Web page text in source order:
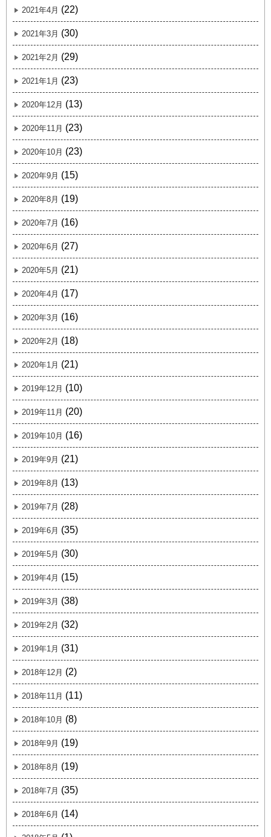
2021年4月 (22)
2021年3月 (30)
2021年2月 (29)
2021年1月 (23)
2020年12月 (13)
2020年11月 (23)
2020年10月 (23)
2020年9月 (15)
2020年8月 (19)
2020年7月 (16)
2020年6月 (27)
2020年5月 (21)
2020年4月 (17)
2020年3月 (16)
2020年2月 (18)
2020年1月 (21)
2019年12月 (10)
2019年11月 (20)
2019年10月 (16)
2019年9月 (21)
2019年8月 (13)
2019年7月 (28)
2019年6月 (35)
2019年5月 (30)
2019年4月 (15)
2019年3月 (38)
2019年2月 (32)
2019年1月 (31)
2018年12月 (2)
2018年11月 (11)
2018年10月 (8)
2018年9月 (19)
2018年8月 (19)
2018年7月 (35)
2018年6月 (14)